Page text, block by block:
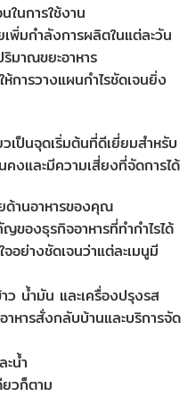
ในการใช้งาน
เพิ่มกำลังการผลิตในแต่ละวัน
มาณขยะอาหาร
การวางแผนกำไรชัดเจนยิ่ง
วเป็นจุดเริ่มต้นที่ดีเยี่ยมสำหรับ
งและมีความเสี่ยงที่จัดการได้
ด้านอาหารของคุณ
ของธุรกิจอาหารที่ทำกำไรได้
อย่างชัดเจนว่าแต่ละเมนูมี
น้ำมัน และเครื่องปรุงรส
หารสั่งกลับบ้านและบริการจัด
น้ำ
วก็ตาม